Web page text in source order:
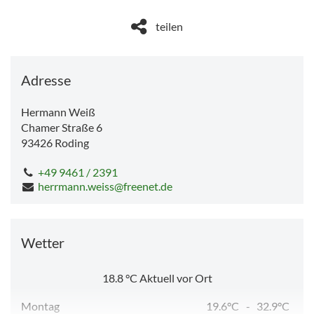
teilen
Adresse
Hermann Weiß
Chamer Straße 6
93426 Roding
+49 9461 / 2391
herrmann.weiss@freenet.de
Wetter
18.8°C Aktuell vor Ort
Montag 19.6°C - 32.9°C